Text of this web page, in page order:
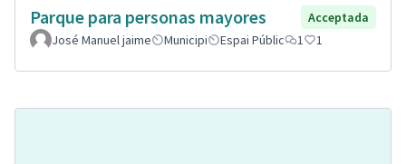
Parque para personas mayores
Acceptada
José Manuel jaime
Municipi Espai Públic 1 1